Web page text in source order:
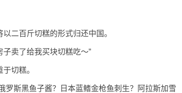
二百斤切糕的形式归还中国。
卖了给我买块切糕吃～”
切糕。
斯黑鱼子酱？日本蓝鳍金枪鱼刺生？阿拉斯加雪